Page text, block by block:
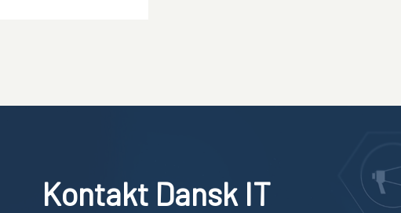
Kontakt Dansk IT